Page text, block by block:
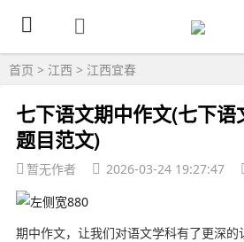
首页 > 江西 > 江西宜春
七下语文期中作文(七下
题目范文)
暂无作者 2026-03-24 19:27:47
期中作文，让我们对语文学科有了更深的